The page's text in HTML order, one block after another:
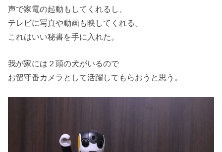
声で家電の起動もしてくれるし、
テレビに写真や動画も映してくれる。
これはいい秘書を手に入れた。
我が家には２頭の犬がいるので
お留守番カメラとして活躍してもらおうと思う。